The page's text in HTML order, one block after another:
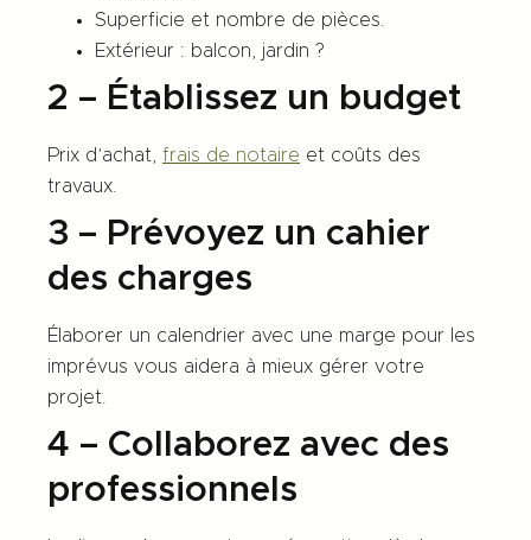
Superficie et nombre de pièces.
Extérieur : balcon, jardin ?
2 – Établissez un budget
Prix d’achat, frais de notaire et coûts des
travaux.
3 – Prévoyez un cahier
des charges
Élaborer un calendrier avec une marge pour les
imprévus vous aidera à mieux gérer votre
projet.
4 – Collaborez avec des
professionnels